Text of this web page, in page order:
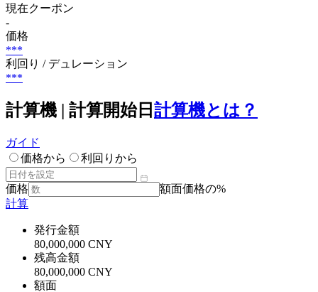
現在クーポン
-
価格
***
利回り / デュレーション
***
計算機 | 計算開始日 計算機とは？
ガイド
価格から
利回りから
価格
額面価格の%
計算
発行金額
80,000,000 CNY
残高金額
80,000,000 CNY
額面